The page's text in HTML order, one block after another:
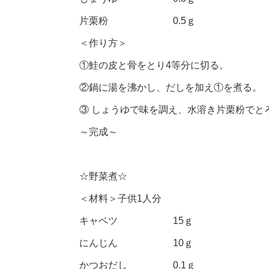
片栗粉 0.5ｇ
＜作り方＞
①鮭の皮と骨をとり4等分に切る。
②鍋に湯を沸かし、だしを加え①を煮る。
③ しょうゆで味を調え、水溶き片栗粉でと
～完成～
☆野菜煮☆
＜材料＞子供1人分
キャベツ 15ｇ
にんじん 10ｇ
かつおだし 0.1ｇ